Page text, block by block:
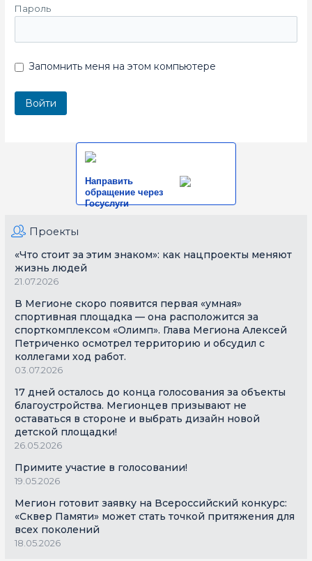
Пароль
Запомнить меня на этом компьютере
Направить
обращение через
Госуслуги
Проекты
«Что стоит за этим знаком»: как нацпроекты меняют
жизнь людей
21.07.2026
В Мегионе скоро появится первая «умная»
спортивная площадка — она расположится за
спорткомплексом «Олимп». Глава Мегиона Алексей
Петриченко осмотрел территорию и обсудил с
коллегами ход работ.
03.07.2026
17 дней осталось до конца голосования за объекты
благоустройства. Мегионцев призывают не
оставаться в стороне и выбрать дизайн новой
детской площадки!
26.05.2026
Примите участие в голосовании!
19.05.2026
Мегион готовит заявку на Всероссийский конкурс:
«Сквер Памяти» может стать точкой притяжения для
всех поколений
18.05.2026